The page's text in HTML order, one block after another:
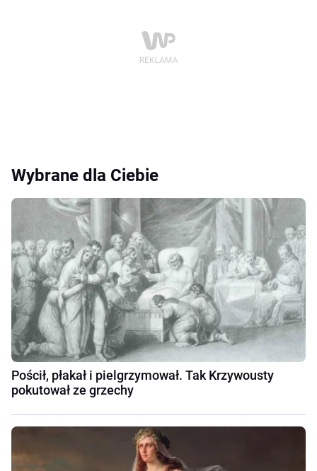
Wybrane dla Ciebie
Pościł, płakał i pielgrzymował. Tak Krzywousty
pokutował ze grzechy